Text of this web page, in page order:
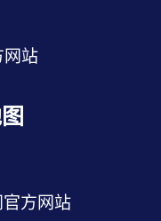
网站
方网站